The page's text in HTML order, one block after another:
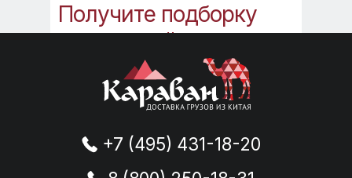
Получите подборку
инструкций,которые
помогут Вам в работе
с Китаем.
Вы получите файлы: